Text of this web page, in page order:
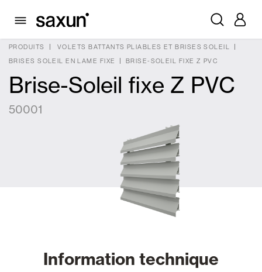
PRODUITS
VOLETS BATTANTS PLIABLES ET BRISES SOLEIL
BRISES SOLEIL EN LAME FIXE
BRISE-SOLEIL FIXE Z PVC
Brise-Soleil fixe Z PVC
50001
Information technique